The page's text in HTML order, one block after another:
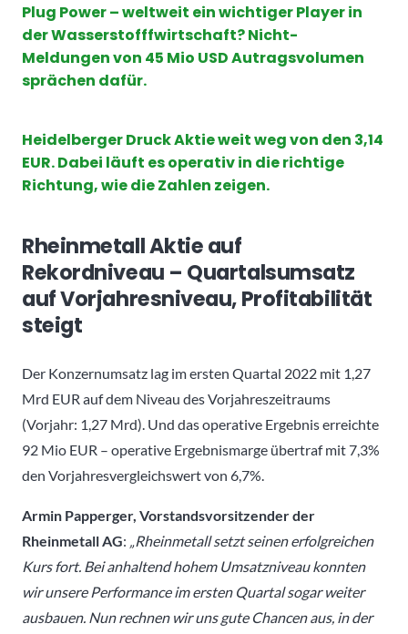
Plug Power – weltweit ein wichtiger Player in
der Wasserstofffwirtschaft? Nicht-
Meldungen von 45 Mio USD Autragsvolumen
sprächen dafür.
Heidelberger Druck Aktie weit weg von den 3,14
EUR. Dabei läuft es operativ in die richtige
Richtung, wie die Zahlen zeigen.
Rheinmetall Aktie auf
Rekordniveau – Quartalsumsatz
auf Vorjahresniveau, Profitabilität
steigt
Der Konzernumsatz lag im ersten Quartal 2022 mit 1,27
Mrd EUR auf dem Niveau des Vorjahreszeitraums
(Vorjahr: 1,27 Mrd). Und das operative Ergebnis erreichte
92 Mio EUR – operative Ergebnismarge übertraf mit 7,3%
den Vorjahresvergleichswert von 6,7%.
Armin Papperger, Vorstandsvorsitzender der
Rheinmetall AG: „Rheinmetall setzt seinen erfolgreichen
Kurs fort. Bei anhaltend hohem Umsatzniveau konnten
wir unsere Performance im ersten Quartal sogar weiter
ausbauen. Nun rechnen wir uns gute Chancen aus, in der